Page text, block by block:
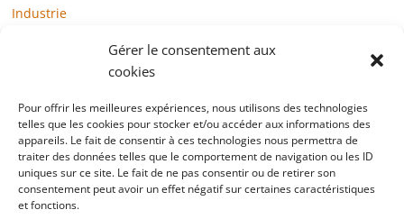
Gérer le consentement aux
cookies
Pour offrir les meilleures expériences, nous utilisons des technologies
telles que les cookies pour stocker et/ou accéder aux informations des
appareils. Le fait de consentir à ces technologies nous permettra de
traiter des données telles que le comportement de navigation ou les ID
uniques sur ce site. Le fait de ne pas consentir ou de retirer son
consentement peut avoir un effet négatif sur certaines caractéristiques
et fonctions.
Industrie
Mode / Beauté / Bien-être
Santé
Société
Sports